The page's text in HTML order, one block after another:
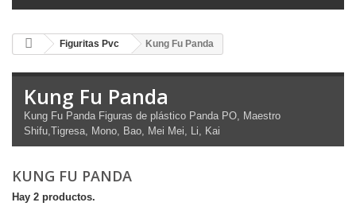
Figuritas Pvc Kung Fu Panda
Kung Fu Panda
Kung Fu Panda Figuras de plástico Panda PO, Maestro
Shifu,Tigresa, Mono, Bao, Mei Mei, Li, Kai
KUNG FU PANDA
Hay 2 productos.